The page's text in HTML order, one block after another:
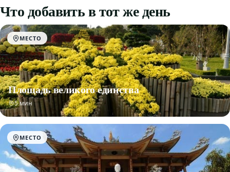
Что добавить в тот же день
МЕСТО
Площадь великого единства
5 мин
МЕСТО